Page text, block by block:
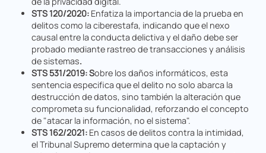
STS 120/2020: Enfatiza la importancia de la prueba en
delitos como la ciberestafa, indicando que el nexo
causal entre la conducta delictiva y el daño debe ser
probado mediante rastreo de transacciones y análisis
de sistemas.
STS 531/2019: Sobre los daños informáticos, esta
sentencia especifica que el delito no solo abarca la
destrucción de datos, sino también la alteración que
comprometa su funcionalidad, reforzando el concepto
de "atacar la información, no el sistema".
STS 162/2021:En casos de delitos contra la intimidad,
el Tribunal Supremo determina que la captación y